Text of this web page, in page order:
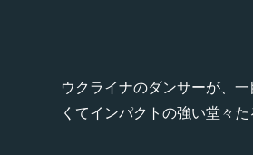
ウクライナのダンサーが、
くてインパクトの強い堂々